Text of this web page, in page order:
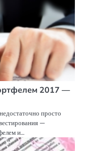
2017 —
просто
—
и…